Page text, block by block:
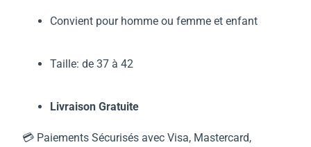
Convient pour homme ou femme et enfant
Taille: de 37 à 42
Livraison Gratuite
💳 Paiements Sécurisés avec Visa, Mastercard,